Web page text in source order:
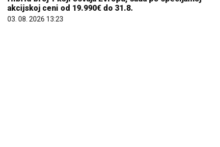
akcijskoj ceni od 19.990€ do 31.8.
03. 08. 2026 13:23